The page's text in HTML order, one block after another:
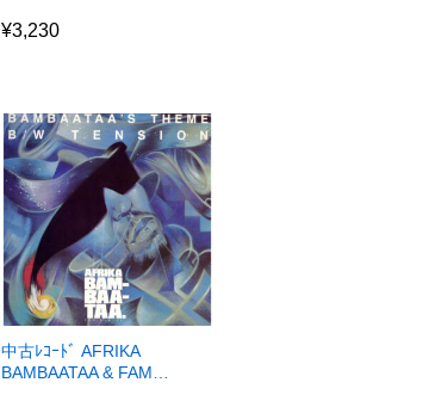
¥3,230
中古ﾚｺｰﾄﾞ AFRIKA
BAMBAATAA & FAM…